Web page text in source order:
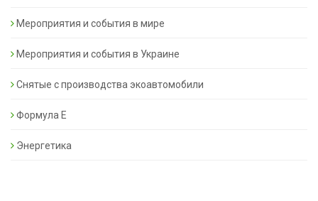
Мероприятия и события в мире
Мероприятия и события в Украине
Снятые с производства экоавтомобили
Формула Е
Энергетика